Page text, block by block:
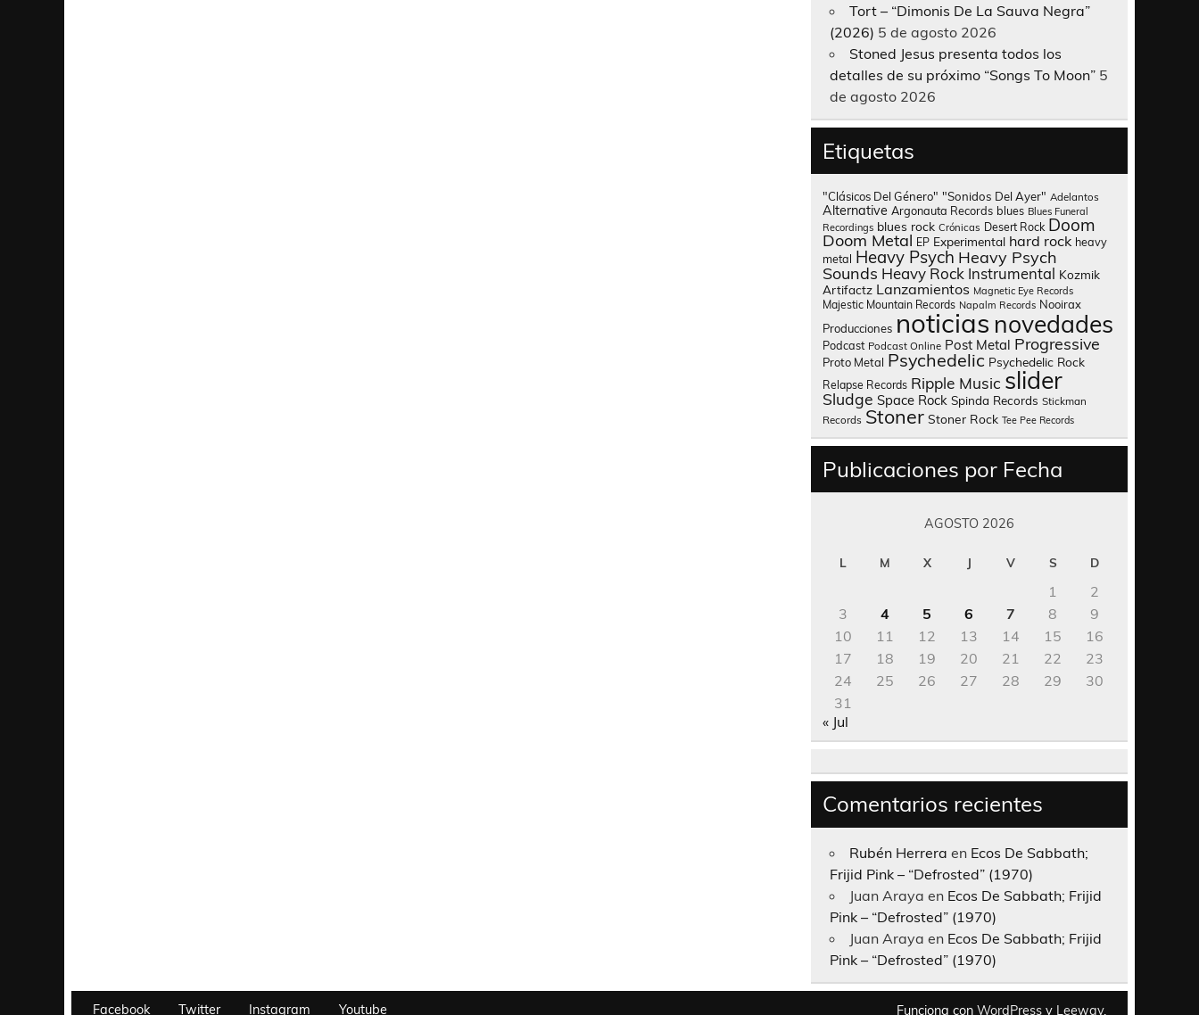
Tort – “Dimonis De La Sauva Negra”
(2026) 5 de agosto 2026
Stoned Jesus presenta todos los
detalles de su próximo “Songs To Moon” 5
de agosto 2026
Etiquetas
"Clásicos Del Género" "Sonidos Del Ayer" Adelantos
Alternative Argonauta Records blues Blues Funeral
Recordings blues rock Crónicas Desert Rock Doom
Doom Metal EP Experimental hard rock heavy
metal Heavy Psych Heavy Psych
Sounds Heavy Rock Instrumental Kozmik
Artifactz Lanzamientos Magnetic Eye Records
Majestic Mountain Records Napalm Records Nooirax
Producciones noticias novedades
Podcast Podcast Online Post Metal Progressive
Proto Metal Psychedelic Psychedelic Rock
Relapse Records Ripple Music slider
Sludge Space Rock Spinda Records Stickman
Records Stoner Stoner Rock Tee Pee Records
Publicaciones por Fecha
AGOSTO 2026
L M X J V S D
1
2
3
4 5 6 7 8
9
10
11 12 13 14 15
16
17
18 19 20 21 22
23
24
25 26 27 28 29
30
31
« Jul
Comentarios recientes
Rubén Herrera en Ecos De Sabbath;
Frijid Pink – “Defrosted” (1970)
Juan Araya en Ecos De Sabbath; Frijid
Pink – “Defrosted” (1970)
Juan Araya en Ecos De Sabbath; Frijid
Pink – “Defrosted” (1970)
Facebook Twitter Instagram Youtube Funciona con WordPress y Leeway.